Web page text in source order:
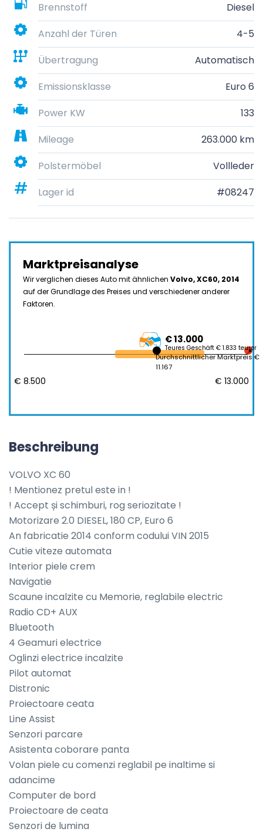
Brennstoff
Diesel
Anzahl der Türen
4-5
Übertragung
Automatisch
Emissionsklasse
Euro 6
Power KW
133
Mileage
263.000 km
Polstermöbel
Vollleder
Lager id
#08247
Marktpreisanalyse
Wir verglichen dieses Auto mit ähnlichen Volvo, XC60, 2014
auf der Grundlage des Preises und verschiedener anderer
Faktoren.
€ 13.000
Teures Geschäft € 1.833 teurer
Durchschnittlicher Marktpreis €
11.167
€ 8.500 € 13.000
Beschreibung
VOLVO XC 60
! Mentionez pretul este in !
! Accept și schimburi, rog seriozitate !
Motorizare 2.0 DIESEL, 180 CP, Euro 6
An fabricatie 2014 conform codului VIN 2015
Cutie viteze automata
Interior piele crem
Navigatie
Scaune incalzite cu Memorie, reglabile electric
Radio CD+ AUX
Bluetooth
4 Geamuri electrice
Oglinzi electrice incalzite
Pilot automat
Distronic
Proiectoare ceata
Line Assist
Senzori parcare
Asistenta coborare panta
Volan piele cu comenzi reglabil pe inaltime si
adancime
Computer de bord
Proiectoare de ceata
Senzori de lumina